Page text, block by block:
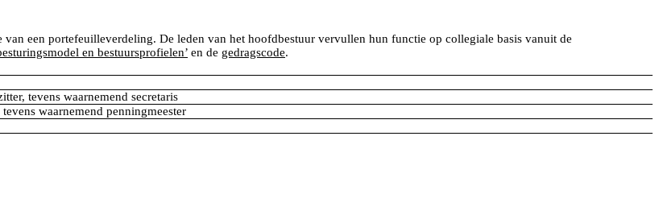
een portefeuilleverdeling. De leden van het hoofdbestuur vervullen hun functie op collegiale basis vanuit de
en bestuursprofielen’ en de gedragscode.
tevens waarnemend secretaris
waarnemend penningmeester